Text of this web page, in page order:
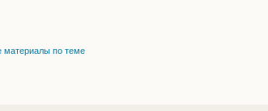
материалы по теме